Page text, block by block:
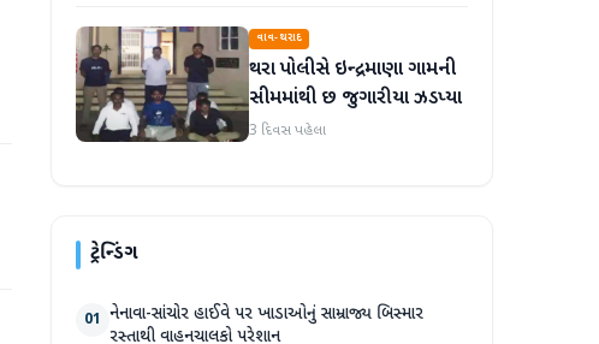
વાવ-થરાદ
થરા પોલીસે ઇન્દ્રમાણા ગામની
સીમમાંથી છ જુગારીયા ઝડપ્યા
3 દિવસ પહેલા
ટ્રેન્ડિંગ
01 નેનાવા-સાંચોર હાઈવે પર ખાડાઓનું સામ્રાજ્ય બિસ્માર
રસ્તાથી વાહનચાલકો પરેશાન